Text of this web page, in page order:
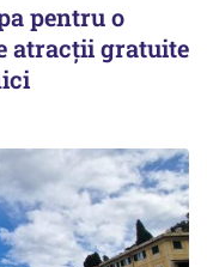
pentru o
atracții gratuite